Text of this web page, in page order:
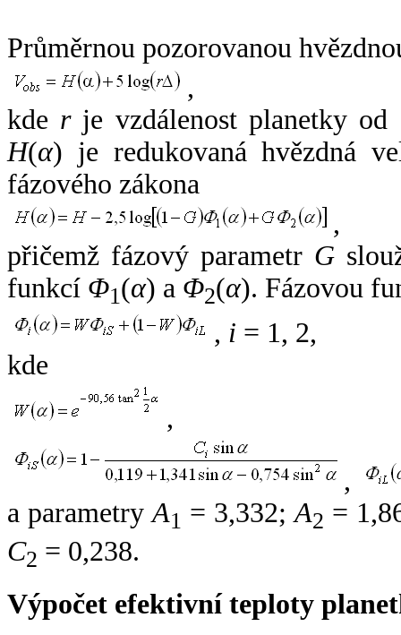
Průměrnou pozorovanou
,
kde rje vzdálenost planetky od
H(α) je redukovaná hvězdná
fázového zákona
,
přičemž fázový parametr G
funkcí Φ1(α) a Φ2(α). Fázovou
, i = 1, 2,
kde
,
,
a parametryA1 = 3,332;A2 =
C2 = 0,238.
Výpočet efektivní teploty